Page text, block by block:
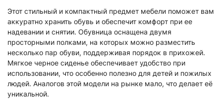
Этот стильный и компактный предмет мебели поможет вам
аккуратно хранить обувь и обеспечит комфорт при ее
надевании и снятии. Обувница оснащена двумя
просторными полками, на которых можно разместить
несколько пар обуви, поддерживая порядок в прихожей.
Мягкое черное сиденье обеспечивает удобство при
использовании, что особенно полезно для детей и пожилых
людей. Аналогов этой модели на рынке мало, что делает её
уникальной.